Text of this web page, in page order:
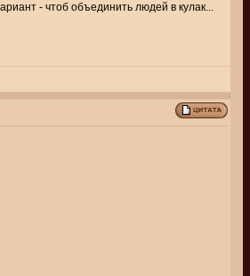
- чтоб объединить людей в кулак...